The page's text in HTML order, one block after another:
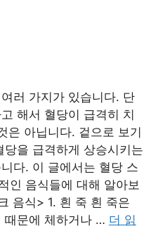
러 가지가 있습니다. 단
해서 혈당이 급격히 치
은 아닙니다. 겉으로 보기
을 급격하게 상승시키는
다. 이 글에서는 혈당 스
인 음식들에 대해 알아보
음식> 1. 흰 죽 흰 죽은
때문에 체하거나 … 더 읽